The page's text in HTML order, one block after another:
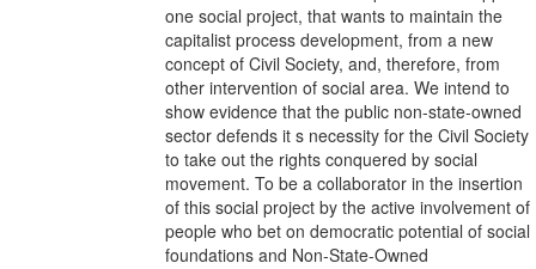
one social project, that wants to maintain the
capitalist process development, from a new
concept of Civil Society, and, therefore, from
other intervention of social area. We intend to
show evidence that the public non-state-owned
sector defends it s necessity for the Civil Society
to take out the rights conquered by social
movement. To be a collaborator in the insertion
of this social project by the active involvement of
people who bet on democratic potential of social
foundations and Non-State-Owned